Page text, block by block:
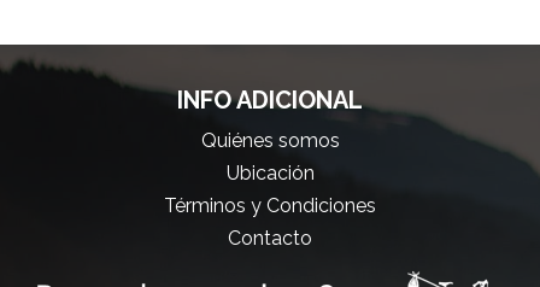
INFO ADICIONAL
Quiénes somos
Ubicación
Términos y Condiciones
Contacto